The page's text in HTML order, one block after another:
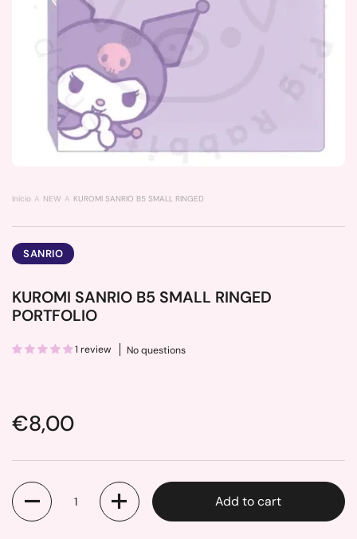
Inicio NEW KUROMI SANRIO B5 SMALL RINGED PORTFOLIO
SANRIO
KUROMI SANRIO B5 SMALL RINGED
PORTFOLIO
1 review No questions
Price:
€8,00
Quantity
Add to cart